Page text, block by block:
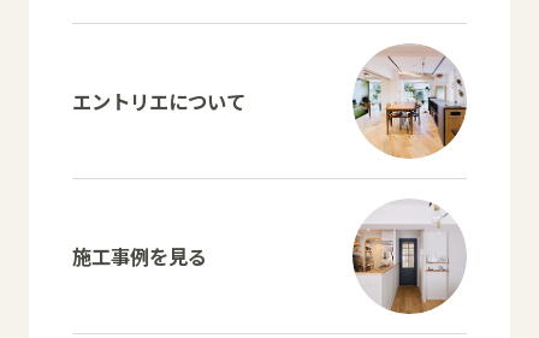
エントリエについて
施工事例を見る